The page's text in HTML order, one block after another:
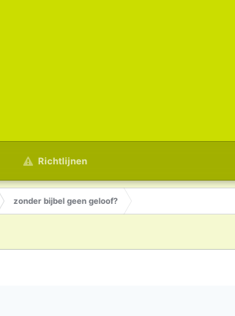
Richtlijnen
zonder bijbel geen geloof?